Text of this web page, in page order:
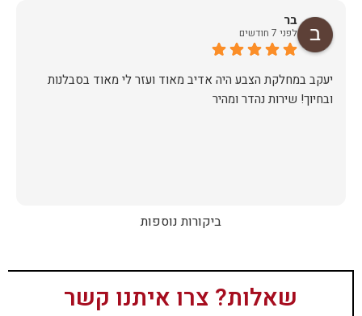
בר
לפני 7 חודשים
יעקב במחלקת הצבע היה אדיב מאוד ועזר לי מאוד בסבלנות
ובחיוך! שירות נהדר ומהיר
ביקורות נוספות
שאלות? צרו איתנו קשר